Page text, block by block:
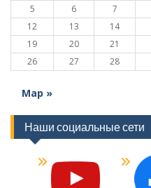
5
6 7
12
13 14
19
20 21
26
27 28
Мар »
Наши социальные сети